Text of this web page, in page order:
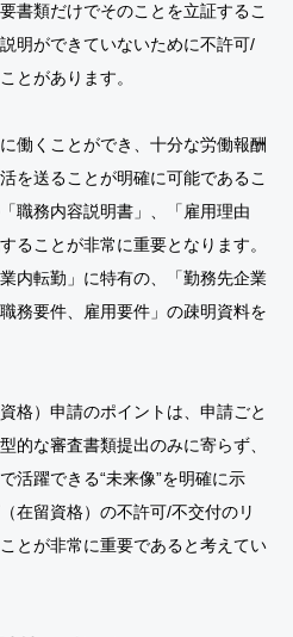
書類だけでそのことを立証するこ
明ができていないために不許可/
とがあります。
働くことができ、十分な労働報酬
を送ることが明確に可能であるこ
職務内容説明書」、「雇用理由
ることが非常に重要となります。
内転勤」に特有の、「勤務先企業
務要件、雇用要件」の疎明資料を
格）申請のポイントは、申請ごと
的な審査書類提出のみに寄らず、
活躍できる“未来像”を明確に示
在留資格）の不許可/不交付のリ
とが非常に重要であると考えてい